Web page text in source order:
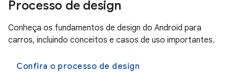
Processo de design
Conheça os fundamentos de design do Android para
carros, incluindo conceitos e casos de uso importantes.
Confira o processo de design